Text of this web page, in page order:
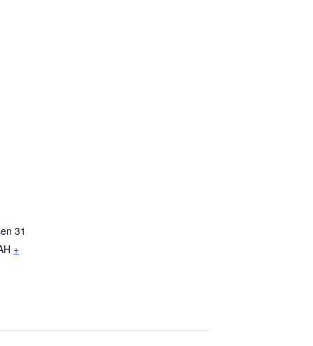
31
+